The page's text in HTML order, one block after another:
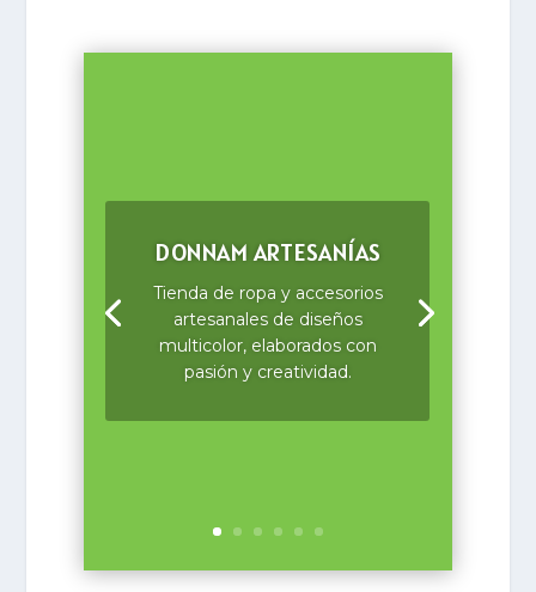
DONNAM ARTESANÍAS
Tienda de ropa y accesorios
artesanales de diseños
multicolor, elaborados con
pasión y creatividad.